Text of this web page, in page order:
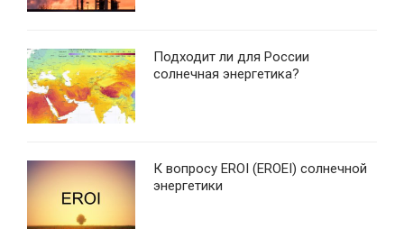
Подходит ли для России
солнечная энергетика?
К вопросу EROI (EROEI) солнечной
энергетики